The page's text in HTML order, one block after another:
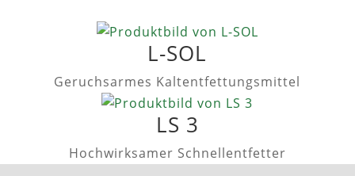
L-SOL
Geruchsarmes Kaltentfettungsmittel
LS 3
Hochwirksamer Schnellentfetter